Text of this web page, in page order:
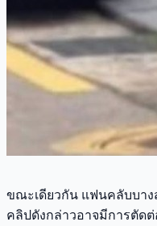
ขณะเดียวกัน แฟนคลับบาง
คลิปดังกล่าวอาจมีการตัด